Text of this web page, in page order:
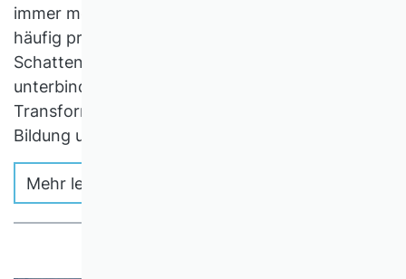
immer mehr in Unternehmen. Entgegen der
häufig propagierten Meinung lässt sich
Schatten-IT nie vollends kontrollieren oder
unterbinden – vielmehr zur digitalen
Transformation nutzen durch Akzeptanz,
Bildung und Vertrauen.
Mehr lesen